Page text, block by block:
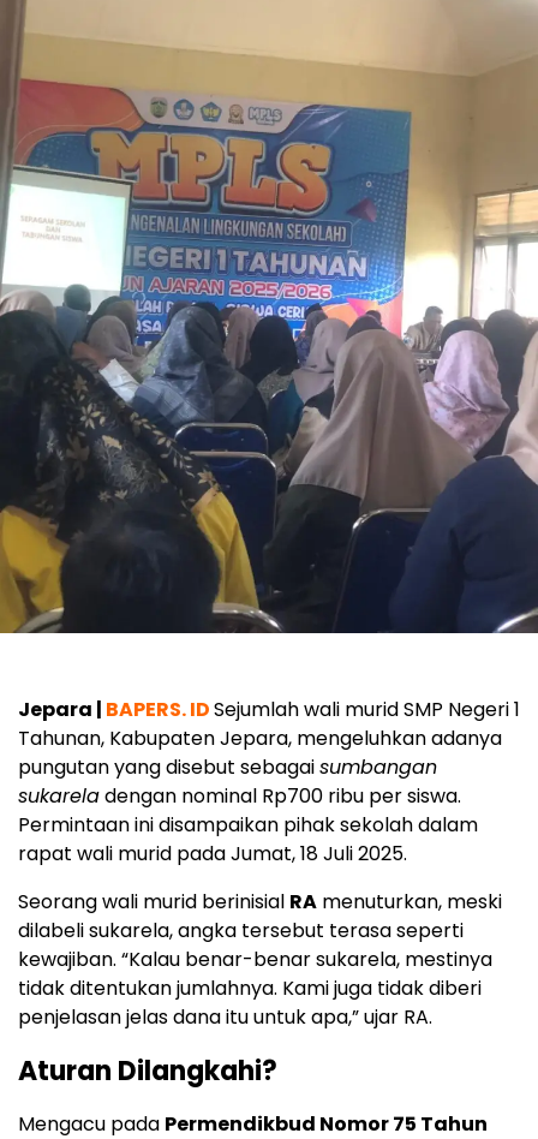
Jepara | BAPERS. IDSejumlah wali murid SMP Negeri 1
Tahunan, Kabupaten Jepara, mengeluhkan adanya
pungutan yang disebut sebagaisumbangan
sukareladengan nominal Rp700 ribu per siswa.
Permintaan ini disampaikan pihak sekolah dalam
rapat wali murid pada Jumat, 18 Juli 2025.
Seorang wali murid berinisial RA menuturkan, meski
dilabeli sukarela, angka tersebut terasa seperti
kewajiban. “Kalau benar-benar sukarela, mestinya
tidak ditentukan jumlahnya. Kami juga tidak diberi
penjelasan jelas dana itu untuk apa,” ujar RA.
Aturan Dilangkahi?
Mengacu pada Permendikbud Nomor 75 Tahun